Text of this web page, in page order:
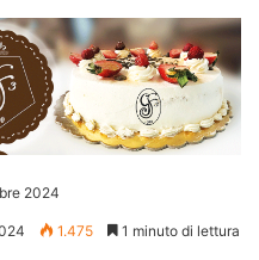
2024
1.475 1 minuto di lettura